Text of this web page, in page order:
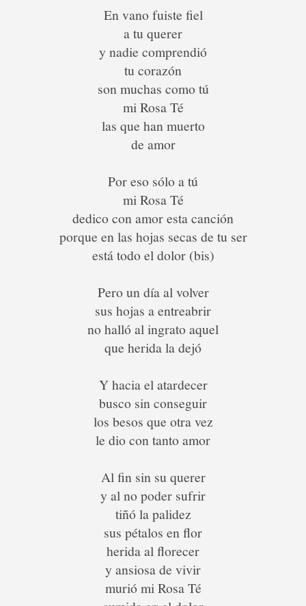
En vano fuiste fiel
a tu querer
y nadie comprendió
tu corazón
son muchas como tú
mi Rosa Té
las que han muerto
de amor
Por eso sólo a tú
mi Rosa Té
dedico con amor esta canción
porque en las hojas secas de tu ser
está todo el dolor (bis)
Pero un día al volver
sus hojas a entreabrir
no halló al ingrato aquel
que herida la dejó
Y hacia el atardecer
busco sin conseguir
los besos que otra vez
le dio con tanto amor
Al fin sin su querer
y al no poder sufrir
tiñó la palidez
sus pétalos en flor
herida al florecer
y ansiosa de vivir
murió mi Rosa Té